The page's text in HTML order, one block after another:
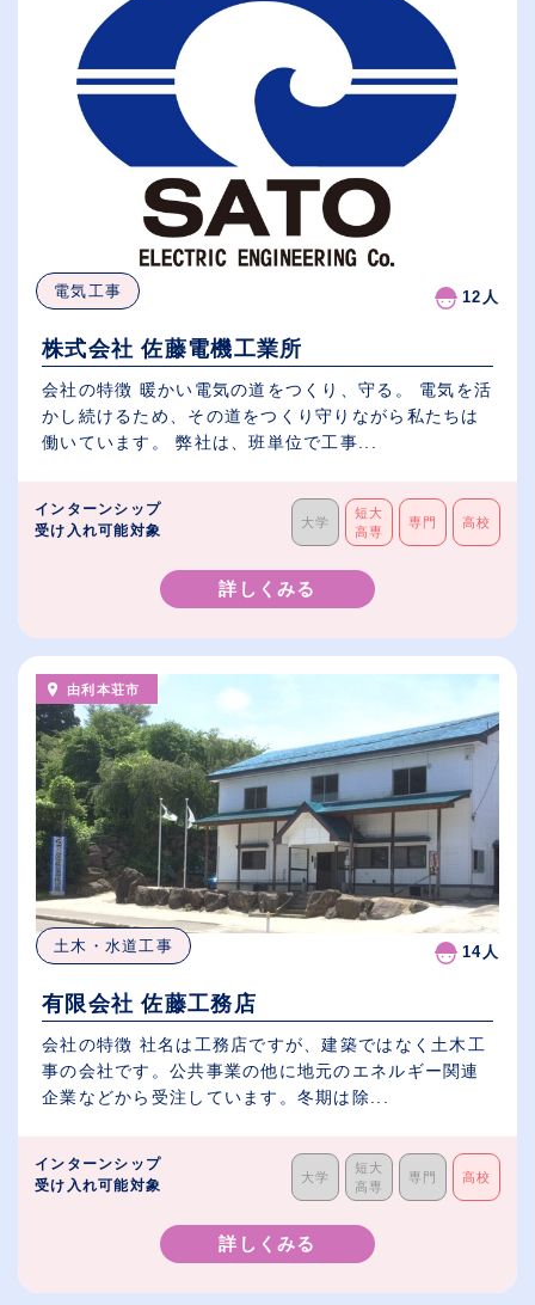
電気工事 12人
株式会社 佐藤電機工業所
会社の特徴 暖かい電気の道をつくり、守る。 電気を活
かし続けるため、その道をつくり守りながら私たちは
働いています。 弊社は、班単位で工事...
インターンシップ
受け入れ可能対象
大学
短大
高専
専門 高校
詳しくみる
由利本荘市
土木・水道工事 14人
有限会社 佐藤工務店
会社の特徴 社名は工務店ですが、建築ではなく土木工
事の会社です。公共事業の他に地元のエネルギー関連
企業などから受注しています。冬期は除...
インターンシップ
受け入れ可能対象
大学
短大
高専
専門 高校
詳しくみる